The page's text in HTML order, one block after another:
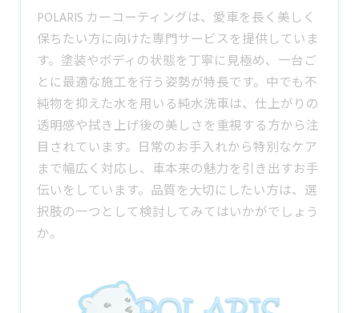
POLARIS カーコーティングは、愛車を長く美しく
保ちたい方に向けた専門サービスを提供していま
す。塗装やボディの状態を丁寧に見極め、一台ご
とに最適な施工を行う姿勢が特長です。中でも不
純物を抑えた水を用いる純水洗車は、仕上がりの
透明感や拭き上げ後の美しさを重視する方から注
目されています。日常のお手入れから特別なケア
まで幅広く対応し、車本来の魅力を引き出すお手
伝いをしています。品質を大切にしたい方は、選
択肢の一つとして検討してみてはいかがでしょう
か。